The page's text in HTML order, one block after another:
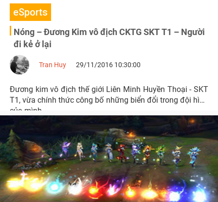
eSports
Nóng – Đương Kim vô địch CKTG SKT T1 – Người
đi kẻ ở lại
Tran Huy 29/11/2016 10:30:00
Đương kim vô địch thế giới Liên Minh Huyền Thoại - SKT
T1, vừa chính thức công bố những biển đổi trong đội hình
của mình.